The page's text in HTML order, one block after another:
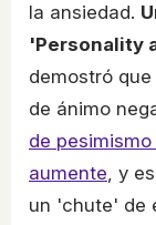
la ansiedad.
'Personality
demostró
de ánimo
de
aumente, y
un 'chute' de